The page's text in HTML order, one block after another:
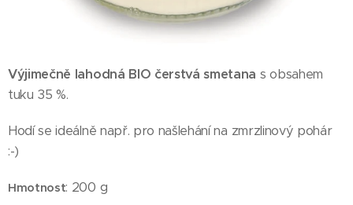
Výjimečně lahodná BIO čerstvá smetana s obsahem
tuku 35 %.
Hodí se ideálně např. pro našlehání na zmrzlinový pohár
:-)
Hmotnost: 200 g